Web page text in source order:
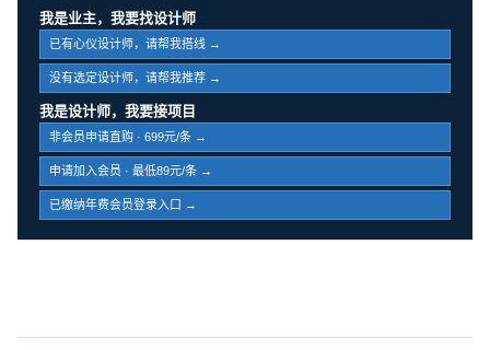
我是业主，我要找设计师
已有心仪设计师，请帮我搭线 →
没有选定设计师，请帮我推荐 →
我是设计师，我要接项目
非会员申请直购 · 699元/条 →
申请加入会员 · 最低89元/条 →
已缴纳年费会员登录入口 →